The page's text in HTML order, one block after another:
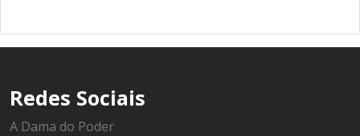
Redes Sociais
A Dama do Poder